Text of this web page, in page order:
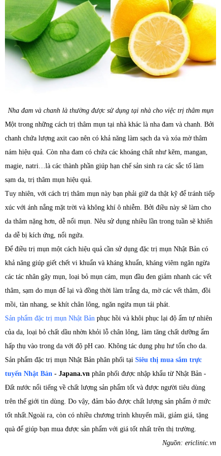
Nha đam và chanh là thường được sử dụng tại nhà cho việc trị thâm mụn
Một trong những cách trị thâm mụn tại nhà khác là nha đam và chanh. Bởi
chanh chứa lượng axit cao nên có khả năng làm sạch da và xóa mờ thâm
nám hiệu quả. Còn nha đam có chứa các khoáng chất như kẽm, mangan,
magie, natri…là các thành phần giúp hạn chế sản sinh ra các sắc tố làm
sạm da, trị thâm mụn hiệu quả.
Tuy nhiên, với cách trị thâm mụn này bạn phải giữ da thật kỹ để tránh tiếp
xúc với ánh nắng mặt trời và không khí ô nhiễm. Bởi điều này sẽ làm cho
da thâm nặng hơn, dễ nổi mụn. Nêu sử dụng nhiều lần trong tuần sẽ khiến
da dễ bị kích ứng, nổi ngứa.
Để điều trị mụn một cách hiệu quả cần sử dụng đặc trị mụn Nhật Bản có
khả năng giúp giết chết vi khuẩn và kháng khuẩn, kháng viêm ngăn ngừa
các tác nhân gây mụn, loại bỏ mụn cám, mụn đầu đen giảm nhanh các vết
thâm, sạm do mụn để lại và đồng thời làm trắng da, mờ các vết thâm, đồi
mồi, tàn nhang, se khít chân lông, ngăn ngừa mụn tái phát.
Sản phẩm đặc trị mụn Nhật Bản phục hồi và khôi phục lại độ ẩm tự nhiên
của da, loại bỏ chất dầu nhờn khỏi lỗ chân lông, làm tăng chất dưỡng ẩm
hấp thụ vào trong da với độ pH cao. Không tác dụng phụ hư tổn cho da.
Sản phẩm đặc trị mụn Nhật Bản phân phối tại Siêu thị mua sắm trực
tuyến Nhật Bản - Japana.vn phân phối được nhập khẩu từ Nhật Bản -
Đất nước nổi tiếng về chất lượng sản phẩm tốt và được người tiêu dùng
trên thế giới tin dùng. Do vậy, đảm bảo được chất lượng sản phẩm ở mức
tốt nhất.Ngoài ra, còn có nhiều chương trình khuyến mãi, giảm giá, tặng
quà để giúp bạn mua được sản phẩm với giá tốt nhất trên thị trường.
Nguồn: ericlinic.vn